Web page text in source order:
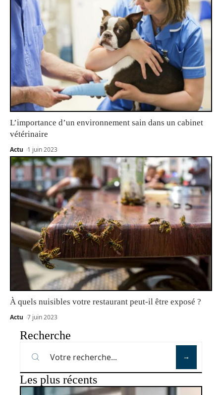
L’importance d’un environnement sain dans un cabinet
vétérinaire
Actu 1 juin 2023
À quels nuisibles votre restaurant peut-il être exposé ?
Actu 7 juin 2023
Recherche
Les plus récents